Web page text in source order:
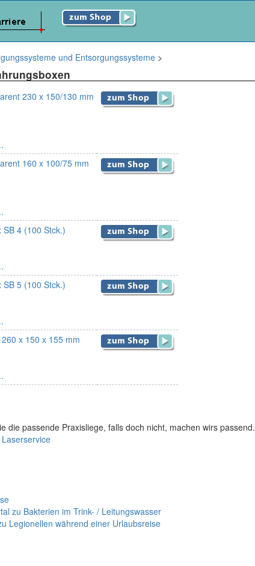
und Entsorgungssysteme >
230 x 150/130 mm
160 x 100/75 mm
4 (100 Stck.)
5 (100 Stck.)
x 150 x 155 mm
die passende Praxisliege, falls doch nicht, machen wirs passend.
zu Bakterien im Trink- / Leitungswasser
Legionellen während einer Urlaubsreise